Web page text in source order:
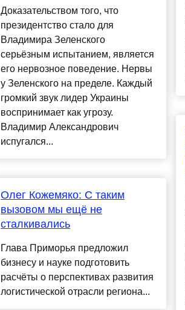
Доказательством того, что
президентство стало для
Владимира Зеленского
серьёзным испытанием, является
его нервозное поведение. Нервы
у Зеленского на пределе. Каждый
громкий звук лидер Украины
воспринимает как угрозу.
Владимир Александрович
испугался...
Олег Кожемяко: С таким
вызовом мы ещё не
сталкивались
Глава Приморья предложил
бизнесу и науке подготовить
расчёты о перспективах развития
логистической отрасли региона...